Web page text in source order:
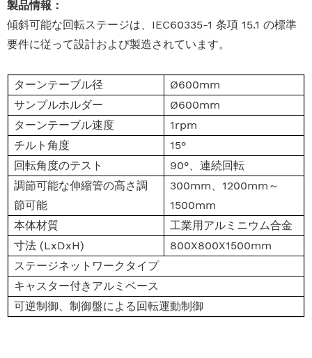
製品情報：
傾斜可能な回転ステージは、IEC60335-1 条項 15.1 の標準
要件に従って設計および製造されています。
ターンテーブル径
Ø600mm
サンプルホルダー
Ø600mm
ターンテーブル速度
1rpm
チルト角度
15°
回転角度のテスト
90°、連続回転
調節可能な伸縮管の高さ調
節可能
300mm、1200mm～
1500mm
本体材質
工業用アルミニウム合金
寸法 (LxDxH)
800X800X1500mm
ステージネットワークタイプ
キャスター付きアルミベース
可逆制御、制御盤による回転運動制御